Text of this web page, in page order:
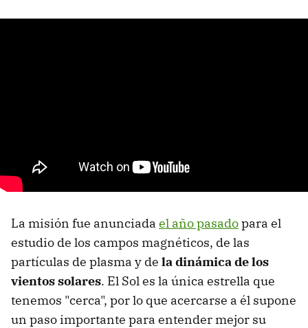
La misión fue anunciada el año pasadopara el
estudio de los campos magnéticos, de las
partículas de plasma y de la dinámica de los
vientos solares. El Sol es la única estrella que
tenemos "cerca", por lo que acercarse a él supone
un paso importante para entender mejor su